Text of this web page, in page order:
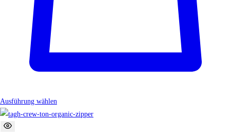
Ausführung wählen